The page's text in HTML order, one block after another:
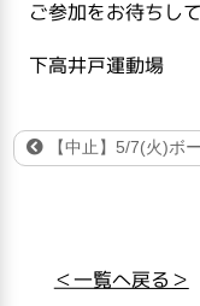
ご参加をお待ちし
下高井戸運動場
【中止】5/7(火)ボ
＜一覧へ戻る＞